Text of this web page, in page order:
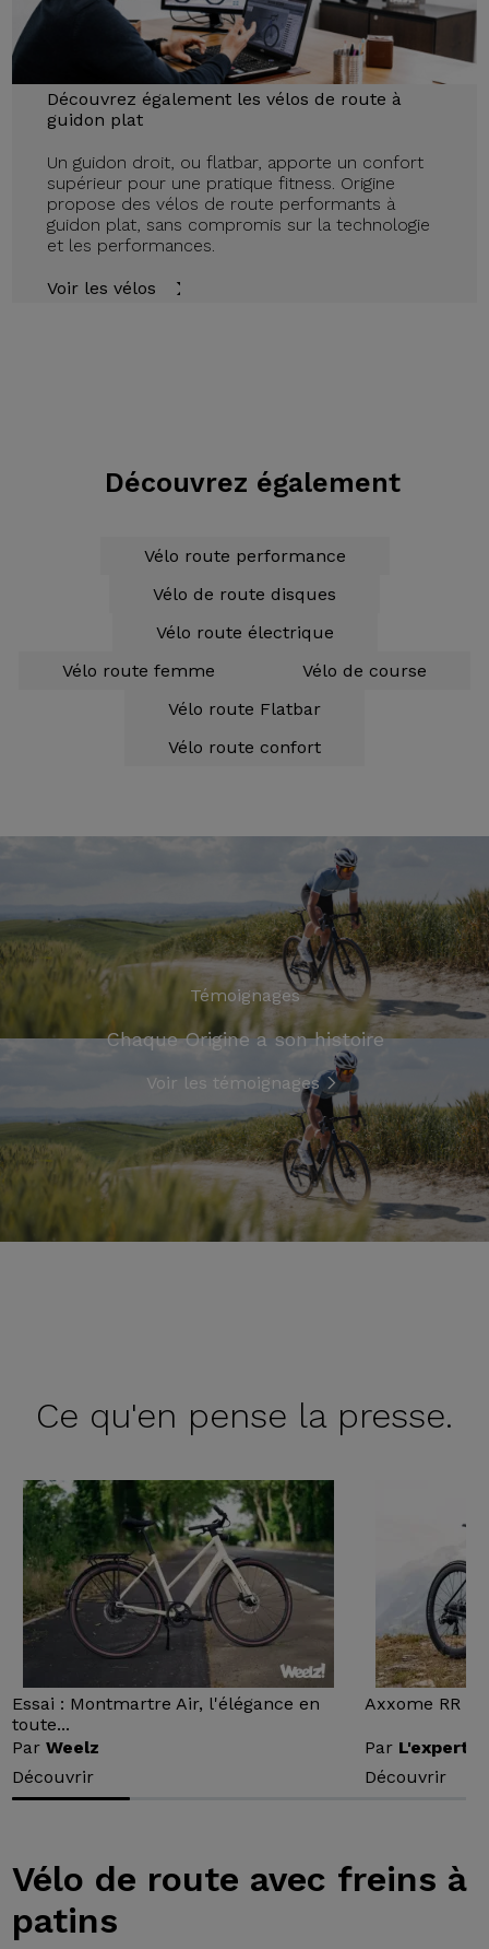
Découvrez également les vélos de route à
guidon plat
Un guidon droit, ou flatbar, apporte un confort
supérieur pour une pratique fitness. Origine
propose des vélos de route performants à
guidon plat, sans compromis sur la technologie
et les performances.
Voir les vélos
Découvrez également
Vélo route performance
Vélo de route disques
Vélo route électrique
Vélo route femme
Vélo de course
Vélo route Flatbar
Vélo route confort
Témoignages
Chaque Origine a son histoire
Voir les témoignages
Ce qu'en pense la presse.
Essai : Montmartre Air, l'élégance en
toute...
ParWeelz
Découvrir
Axxome RR :
Par L'expert
Découvrir
Vélo de route avec freins à
patins